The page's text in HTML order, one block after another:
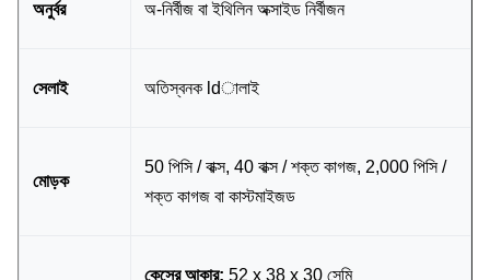
অনুর্বর অ-নির্বীজ বা ইথিলিন অক্সাইড নির্বীজন
সেলাই অতিস্বনক ldালাই
মোড়ক
50 পিসি / বাক্স, 40 বাক্স / শক্ত কাগজ, 2,000 পিসি /
শক্ত কাগজ বা কাস্টমাইজড
কেসের আকার: 52 x 38 x 30 সেমি